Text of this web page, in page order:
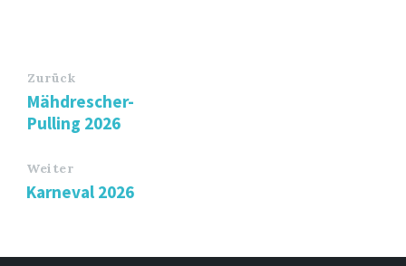
Zurück
Mähdrescher-
Pulling 2026
Weiter
Karneval 2026